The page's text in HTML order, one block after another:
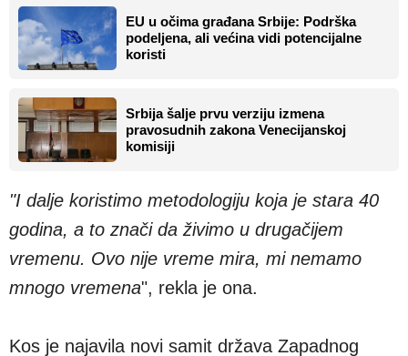
EU u očima građana Srbije: Podrška
podeljena, ali većina vidi potencijalne
koristi
Srbija šalje prvu verziju izmena
pravosudnih zakona Venecijanskoj
komisiji
"I dalje koristimo metodologiju koja je stara 40
godina, a to znači da živimo u drugačijem
vremenu. Ovo nije vreme mira, mi nemamo
mnogo vremena", rekla je ona.
Kos je najavila novi samit država Zapadnog